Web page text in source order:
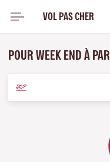
VOL PAS CHER
POUR WEEK END À